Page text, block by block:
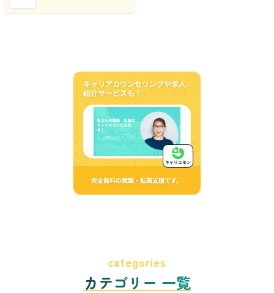
キャリアカウンセリングや求人
紹介サービスも！
完全無料の就職・転職支援です。
キャリエモン
categories
カテゴリー 一覧